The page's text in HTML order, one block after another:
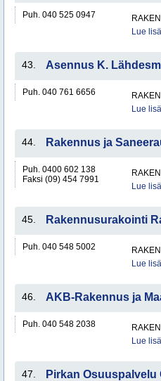
Puh. 040 525 0947
Lue
43. Asennus K.
Puh. 040 761 6656
Lue
44. Rakennus ja
Puh. 0400 602 138
Faksi (09) 454 7991
Lue
45. Rakennusurakointi
Puh. 040 548 5002
Lue
46. AKB-Rakennus ja
Puh. 040 548 2038
Lue
47. Pirkan Osuuspalvelu